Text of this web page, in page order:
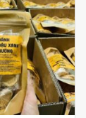
Thích